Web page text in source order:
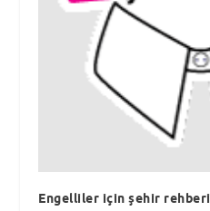
Engelliler için şehir rehberi